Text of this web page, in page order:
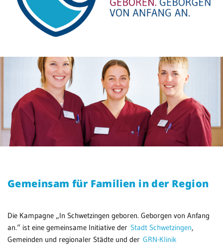
Gemeinsam für Familien in der Region
Die Kampagne „In Schwetzingen geboren. Geborgen von Anfang
an.“ ist eine gemeinsame Initiative der Stadt Schwetzingen,
Gemeinden und regionaler Städte und der GRN-Klinik